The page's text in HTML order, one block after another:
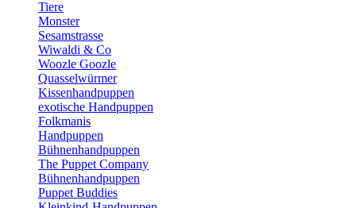
Tiere
Monster
Sesamstrasse
Wiwaldi & Co
Woozle Goozle
Quasselwürmer
Kissenhandpuppen
exotische Handpuppen
Folkmanis
Handpuppen
Bühnenhandpuppen
The Puppet Company
Bühnenhandpuppen
Puppet Buddies